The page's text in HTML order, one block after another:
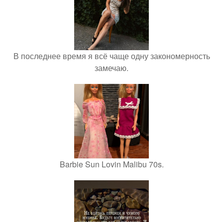
В последнее время я всё чаще одну закономерность
замечаю.
Barbie Sun Lovin Malibu 70s.